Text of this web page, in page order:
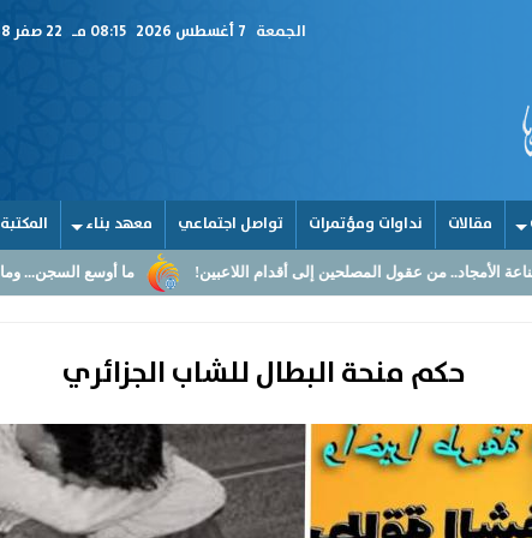
الجمعة 08:15 مـ
مقالات نداوات ومؤتمرات تواصل اجتماعي معهد بناء المكتبة
ما أوسع السجن... وما أضيق القلوب عقول المصلحين إلى أقدام اللاعبين!
حكم منحة البطال للشاب الجزائري